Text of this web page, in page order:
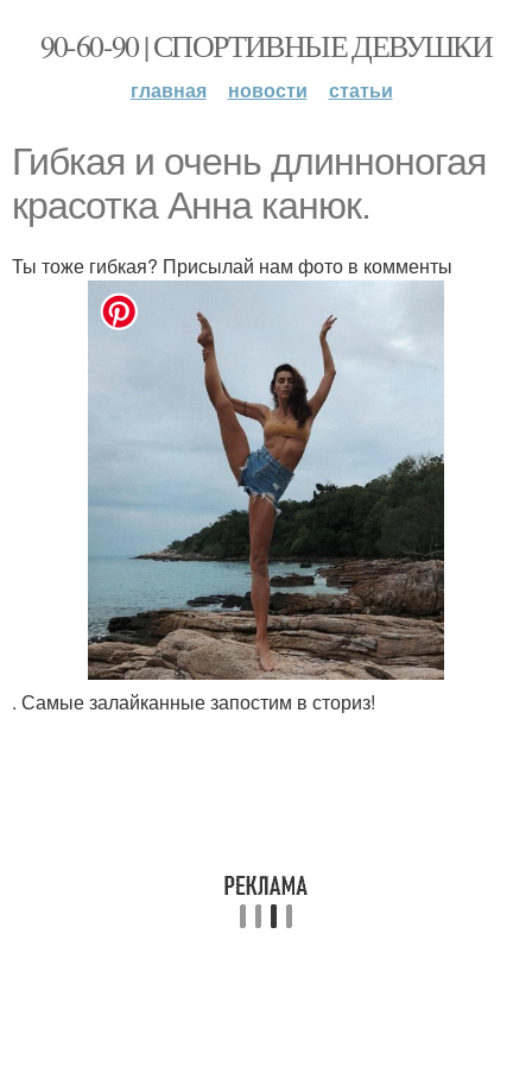
90-60-90 | СПОРТИВНЫЕ ДЕВУШКИ
главная новости статьи
Гибкая и очень длинноногая
красотка Анна канюк.
Ты тоже гибкая? Присылай нам фото в комменты
. Самые залайканные запостим в сториз!